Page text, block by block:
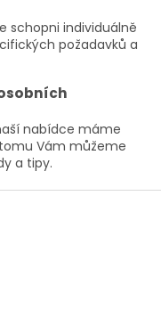
schopni individuálně
požadavků a
nabídce máme
Vám můžeme
a tipy.